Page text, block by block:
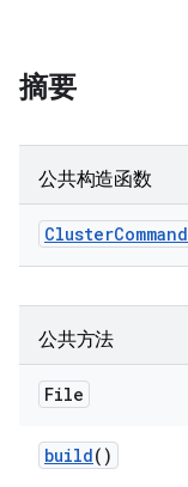
摘要
公共构造函数
ClusterCommand
公共方法
File
build()